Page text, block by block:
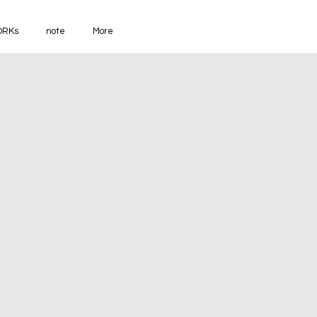
note More